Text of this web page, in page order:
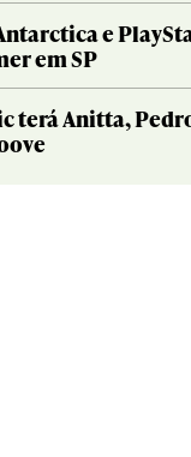
e
em SP
terá Anitta,